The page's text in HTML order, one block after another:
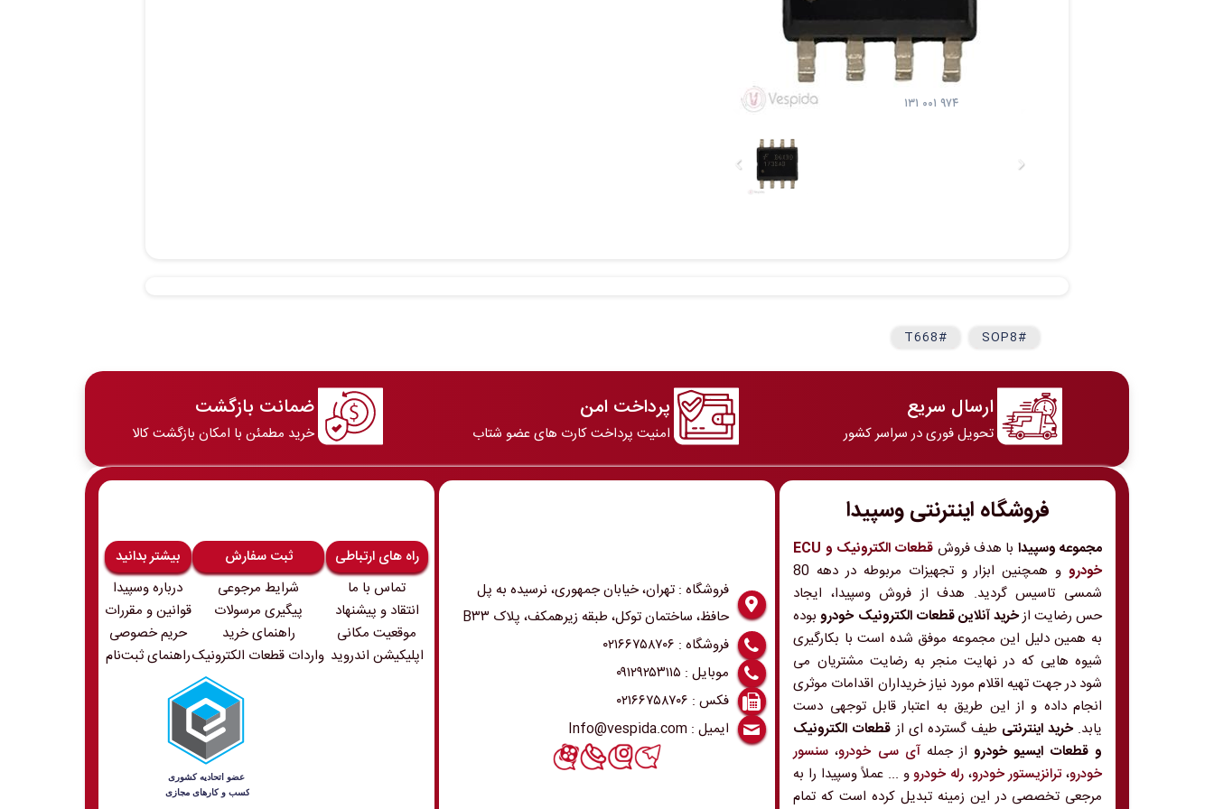
۱۳۱ ۰۰۱ ۹۷۴
#SOP8
#T668
ارسال سریع
تحویل فوری در سراسر کشور
پرداخت امن
امنیت پرداخت کارت های عضو شتاب
ضمانت بازگشت
خرید مطمئن با امکان بازگشت کالا
فروشگاه اینترنتی وسپیدا
مجموعه وسپیدا با هدف فروش
قطعات الکترونیک و ECU
خودرو
و همچنین ابزار و تجهیزات مربوطه در دهه 80
شمسی تاسیس گردید. هدف از فروش وسپیدا، ایجاد
حس رضایت ازخرید آنلاین قطعات الکترونیک خودروبوده
به همین دلیل این مجموعه موفق شده است با بکارگیری
شیوه هایی که در نهایت منجر به رضایت مشتریان می
شود در جهت تهیه اقلام مورد نیاز خریداران اقدامات موثری
انجام داده و از این طریق به اعتبار قابل توجهی دست
یابد.خرید اینترنتی طیف گسترده ای از قطعات الکترونیک
و قطعات ایسیو خودرو از جملهآی سی خودرو، سنسور
خودرو،ترانزیستور خودرو،رله خودروو ... عملاً وسپیدا را به
مرجعی تخصصی در این زمینه تبدیل کرده است که تمام
فروشگاه : تهران، خیابان جمهوری، نرسیده به پل
حافظ، ساختمان توکل، طبقه زیرهمکف، پلاک B۳۳
فروشگاه : ۰۲۱۶۶۷۵۸۷۰۶
موبایل : ۰۹۱۲۹۲۵۳۱۱۵
فکس : ۰۲۱۶۶۷۵۸۷۰۶
ایمیل : Info@vespida.com
راه های ارتباطی
تماس با ما
انتقاد و پیشنهاد
موقعیت مکانی
اپلیکیشن اندروید
ثبت سفارش
شرایط مرجوعی
پیگیری مرسولات
راهنمای خرید
واردات قطعات الکترونیک
بیشتر بدانید
درباره وسپیدا
قوانین و مقررات
حریم خصوصی
راهنمای ثبت‌نام